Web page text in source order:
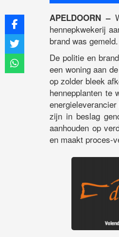
APELDOORN –
hennepkwekerij
brand was gemeld.
De politie en
een woning aan
op zolder bleek
hennepplanten te
zijn in beslag
aanhouden op
en maakt proces-